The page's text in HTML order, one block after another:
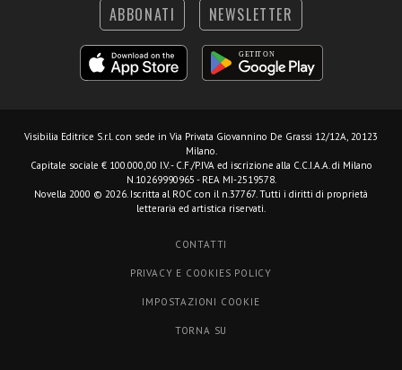
ABBONATI NEWSLETTER
Visibilia Editrice S.r.l. con sede in Via Privata Giovannino De Grassi 12/12A, 20123
Milano.
Capitale sociale € 100.000,00 I.V. - C.F./P.IVA ed iscrizione alla C.C.I.A.A. di Milano
N.10269990965 - REA MI-2519578.
Novella 2000 © 2026. Iscritta al ROC con il n.37767. Tutti i diritti di proprietà
letteraria ed artistica riservati.
CONTATTI
PRIVACY E COOKIES POLICY
IMPOSTAZIONI COOKIE
TORNA SU